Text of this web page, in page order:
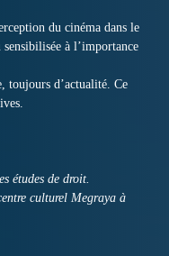
du cinéma dans le
à l’importance
toujours d’actualité. Ce
études de droit.
culturel Megraya à